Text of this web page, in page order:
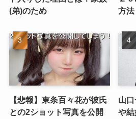
(弟)のため
方法
【悲報】東条百々花が彼氏
との2ショット写真を公開
山
や